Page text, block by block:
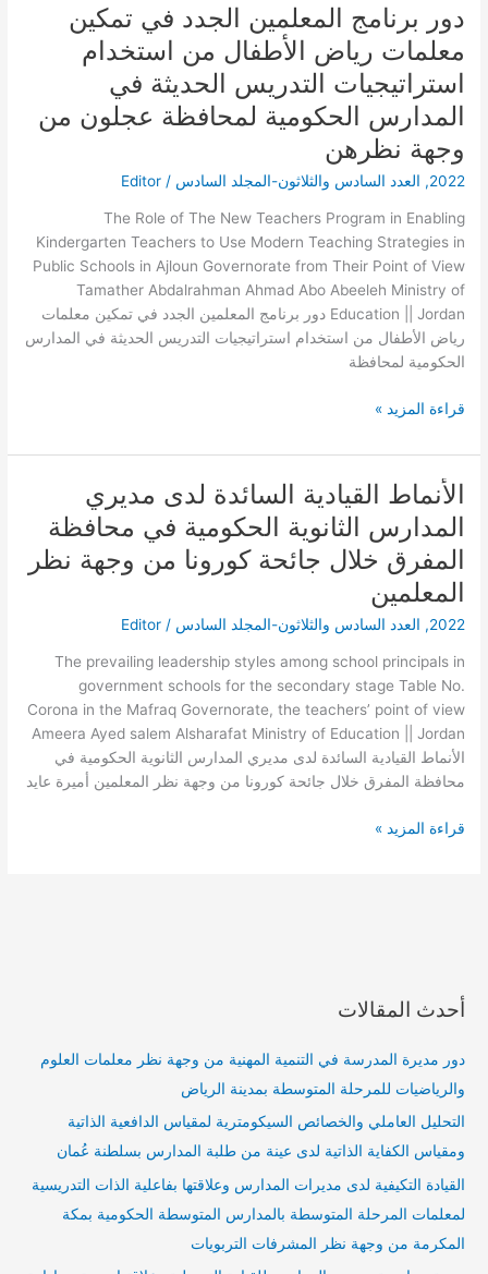
عبد
العزيز
دور برنامج المعلمين الجدد في تمكين
معلمات رياض الأطفال من استخدام
استراتيجيات التدريس الحديثة في
المدارس الحكومية لمحافظة عجلون من
وجهة نظرهن
2022
, العدد السادس والثلاثون-المجلد السادس /
Editor
The Role of The New Teachers Program in Enabling
Kindergarten Teachers to Use Modern Teaching Strategies in
Public Schools in Ajloun Governorate from Their Point of View
Tamather Abdalrahman Ahmad Abo Abeeleh Ministry of
Education || Jordan دور برنامج المعلمين الجدد في تمكين معلمات
رياض الأطفال من استخدام استراتيجيات التدريس الحديثة في المدارس
الحكومية لمحافظة
دور
برنامج
المعلمين
الجدد
في
معلمات
رياض
من
استخدام
استراتيجيات
التدريس
الحديثة
في
المدارس
لمحافظة
وجهة
نظرهن
قراءة المزيد »
الأنماط القيادية السائدة لدى مديري
المدارس الثانوية الحكومية في محافظة
المفرق خلال جائحة كورونا من وجهة نظر
المعلمين
2022
, العدد السادس والثلاثون-المجلد السادس /
Editor
The prevailing leadership styles among school principals in
government schools for the secondary stage Table No.
Corona in the Mafraq Governorate, the teachers’ point of view
Ameera Ayed salem Alsharafat Ministry of Education || Jordan
الأنماط القيادية السائدة لدى مديري المدارس الثانوية الحكومية في
محافظة المفرق خلال جائحة كورونا من وجهة نظر المعلمين أميرة عايد
الأنماط
القيادية
السائدة
لدى
مديري
الثانوية
الحكومية
في
محافظة
المفرق
خلال
جائحة
من
قراءة المزيد »
أحدث المقالات
دور مديرة المدرسة في التنمية المهنية من وجهة نظر معلمات العلوم
والرياضيات للمرحلة المتوسطة بمدينة الرياض
التحليل العاملي والخصائص السيكومترية لمقياس الدافعية الذاتية
ومقياس الكفاية الذاتية لدى عينة من طلبة المدارس بسلطنة عُمان
القيادة التكيفية لدى مديرات المدارس وعلاقتها بفاعلية الذات التدريسية
لمعلمات المرحلة المتوسطة بالمدارس المتوسطة الحكومية بمكة
المكرمة من وجهة نظر المشرفات التربويات